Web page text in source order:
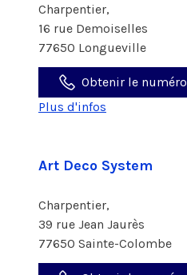
Charpentier,
16 rue Demoiselles
77650 Longueville
Obtenir le numéro
Plus d'infos
Art Deco System
Charpentier,
39 rue Jean Jaurès
77650 Sainte-Colombe